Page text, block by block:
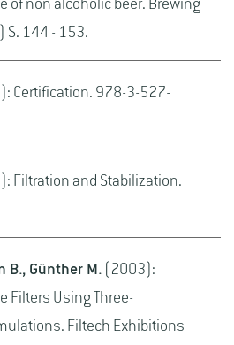
of non alcoholic beer. Brewing
S. 144 - 153.
Certification. 978-3-527-
Filtration and Stabilization.
B., Günther M. (2003):
Filters Using Three-
Filtech Exhibitions